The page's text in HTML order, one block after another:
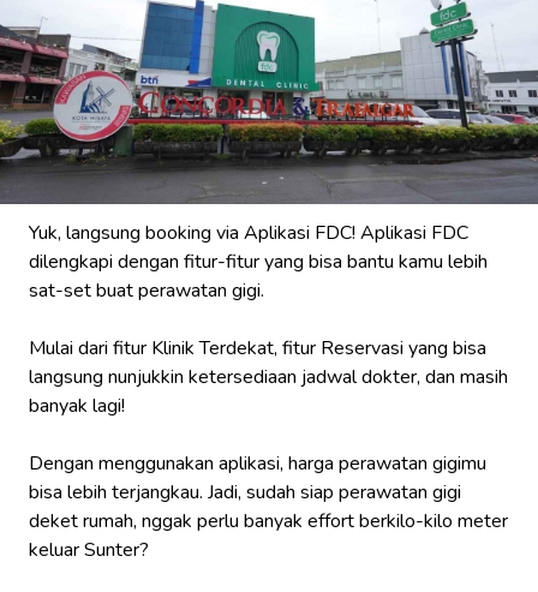
Yuk, langsung booking via Aplikasi FDC! Aplikasi FDC
dilengkapi dengan fitur-fitur yang bisa bantu kamu lebih
sat-set buat perawatan gigi.
Mulai dari fitur Klinik Terdekat, fitur Reservasi yang bisa
langsung nunjukkin ketersediaan jadwal dokter, dan masih
banyak lagi!
Dengan menggunakan aplikasi, harga perawatan gigimu
bisa lebih terjangkau. Jadi, sudah siap perawatan gigi
deket rumah, nggak perlu banyak effortberkilo-kilo meter
keluar Sunter?